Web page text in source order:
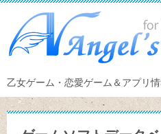
乙女ゲーム・恋愛ゲーム＆アプリ